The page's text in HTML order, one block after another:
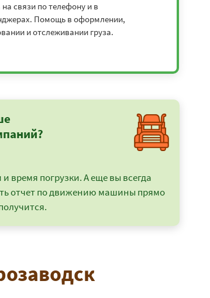
на связи по телефону и в
Помощь в оформлении,
и отслеживании груза.
время погрузки. А еще вы всегда
отчет по движению машины прямо